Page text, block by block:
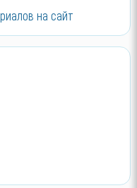
на сайт